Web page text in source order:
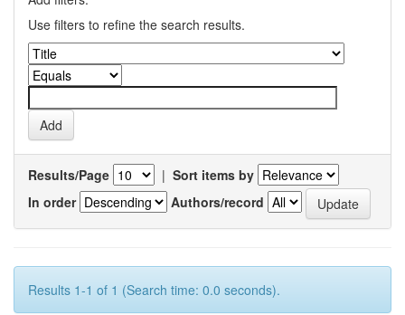
Use filters to refine the search results.
Results/Page | Sort items by
In order
Authors/record
Results 1-1 of 1 (Search time: 0.0 seconds).